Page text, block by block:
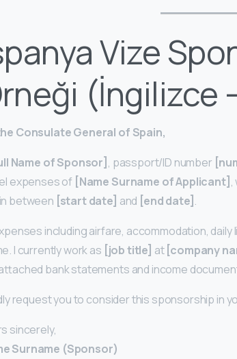
Vize
(İngilizce
Consulate General of Spain,
Name of Sponsor] , passport/ID number
expenses of [Name Surname of Applicant] ,
between [start date] and [end date] .
including airfare, accommodation,
I currently work as [job title] at [company
bank statements and income
request you to consider this sponsorship in
sincerely,
Surname (Sponsor)